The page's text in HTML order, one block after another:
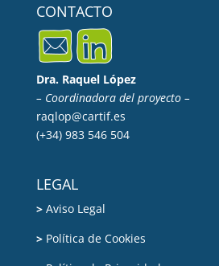
CONTACTO
Dra. Raquel López
– Coordinadora del proyecto –
raqlop@cartif.es
(+34) 983 546 504
LEGAL
>Aviso Legal
>Política de Cookies